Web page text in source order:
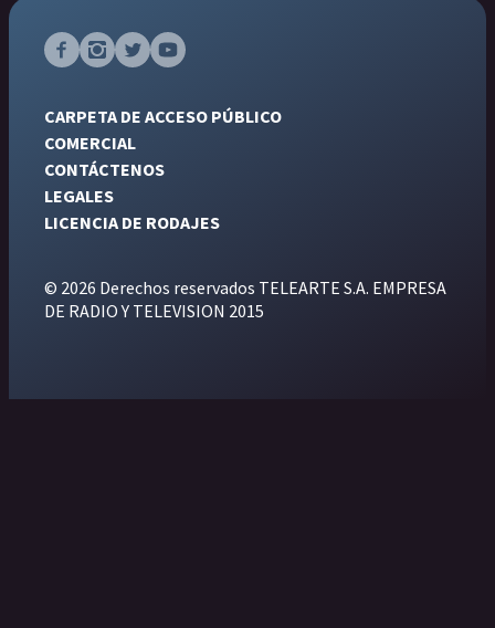
CARPETA DE ACCESO PÚBLICO
COMERCIAL
CONTÁCTENOS
LEGALES
LICENCIA DE RODAJES
© 2026 Derechos reservados TELEARTE S.A. EMPRESA
DE RADIO Y TELEVISION 2015